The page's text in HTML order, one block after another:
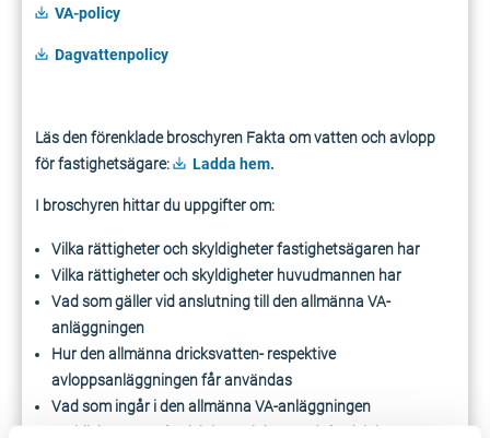
VA-policy
Dagvattenpolicy
Läs den förenklade broschyren Fakta om vatten och avlopp
för fastighetsägare:
Ladda hem.
I broschyren hittar du uppgifter om:
Vilka rättigheter och skyldigheter fastighetsägaren har
Vilka rättigheter och skyldigheter huvudmannen har
Vad som gäller vid anslutning till den allmänna VA-
anläggningen
Hur den allmänna dricksvatten- respektive
avloppsanläggningen får användas
Vad som ingår i den allmänna VA-anläggningen